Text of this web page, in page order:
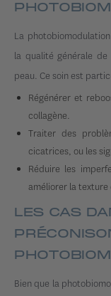
La
la qualité générale
peau. Ce soin est
Régénérer et
collagène.
Traiter des
cicatrices, ou les
Réduire les
améliorer la texture
LES CAS
Bien que la